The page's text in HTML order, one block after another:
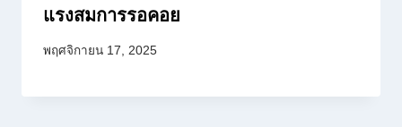
แรงสมการรอคอย
พฤศจิกายน 17, 2025